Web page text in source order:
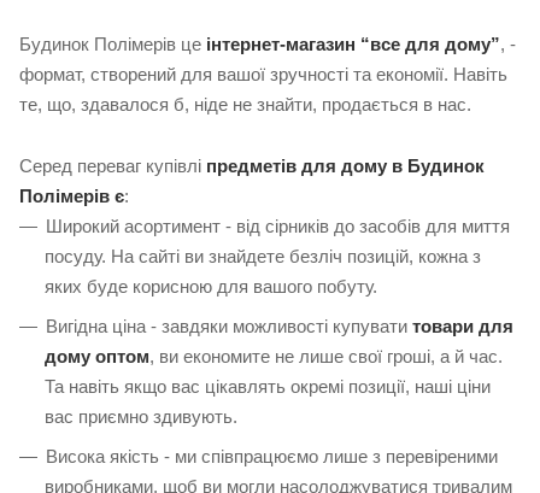
Будинок Полімерів це інтернет-магазин “все для дому”, -
формат, створений для вашої зручності та економії. Навіть
те, що, здавалося б, ніде не знайти, продається в нас.
Серед переваг купівлі предметів для дому в Будинок
Полімерів є:
Широкий асортимент - від сірників до засобів для миття
посуду. На сайті ви знайдете безліч позицій, кожна з
яких буде корисною для вашого побуту.
Вигідна ціна - завдяки можливості купувати товари для
дому оптом, ви економите не лише свої гроші, а й час.
Та навіть якщо вас цікавлять окремі позиції, наші ціни
вас приємно здивують.
Висока якість - ми співпрацюємо лише з перевіреними
виробниками, щоб ви могли насолоджуватися тривалим